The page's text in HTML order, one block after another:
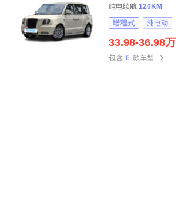
纯电续航 120KM
33.98-36.98万
包含 6 款车型